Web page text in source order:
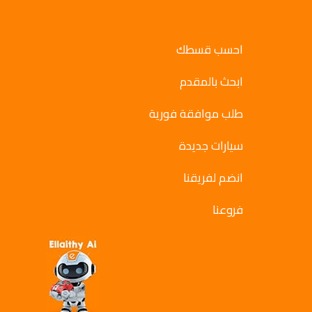
احسب قسطك
ابحث بالمقدم
طلب موافقة فورية
سيارات جديدة
انضم لفريقنا
فروعنا